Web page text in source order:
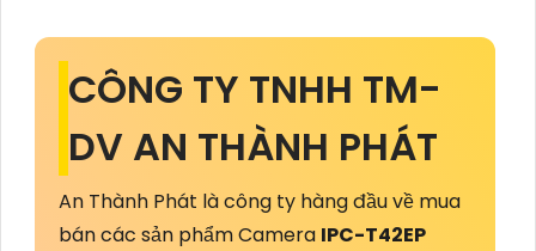
CÔNG TY TNHH TM-
DV AN THÀNH PHÁT
An Thành Phát là công ty hàng đầu về mua
bán các sản phẩm Camera IPC-T42EP